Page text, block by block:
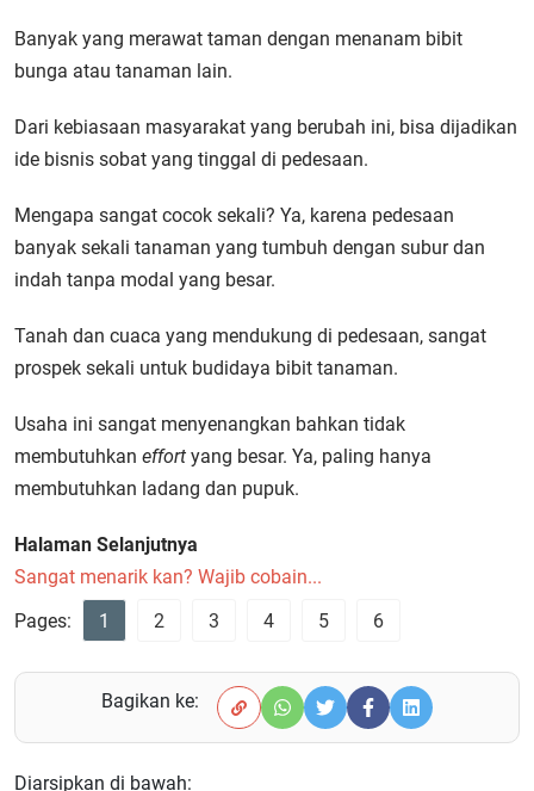
Banyak yang merawat taman dengan menanam bibit
bunga atau tanaman lain.
Dari kebiasaan masyarakat yang berubah ini, bisa dijadikan
ide bisnis sobat yang tinggal di pedesaan.
Mengapa sangat cocok sekali? Ya, karena pedesaan
banyak sekali tanaman yang tumbuh dengan subur dan
indah tanpa modal yang besar.
Tanah dan cuaca yang mendukung di pedesaan, sangat
prospek sekali untuk budidaya bibit tanaman.
Usaha ini sangat menyenangkan bahkan tidak
membutuhkan effort yang besar. Ya, paling hanya
membutuhkan ladang dan pupuk.
Halaman Selanjutnya
Sangat menarik kan? Wajib cobain...
Pages:
1 2 3 4 5 6
Bagikan ke:
Diarsipkan di bawah: